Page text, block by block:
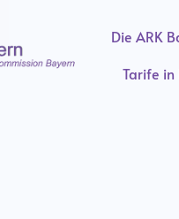
Die ARK
Tarife in